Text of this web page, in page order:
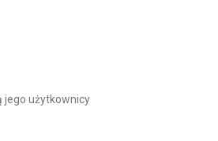
jego użytkownicy